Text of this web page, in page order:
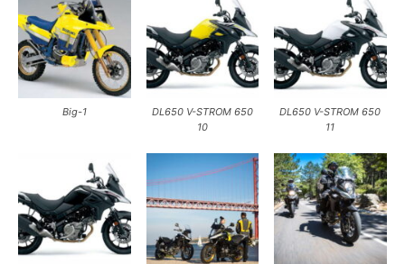
Big-1
DL650 V-STROM 650
10
DL650 V-STROM 650
11